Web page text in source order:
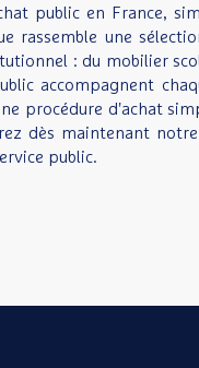
public en France,
rassemble une
: du mobilier
accompagnent
procédure d'achat
dès maintenant
public.